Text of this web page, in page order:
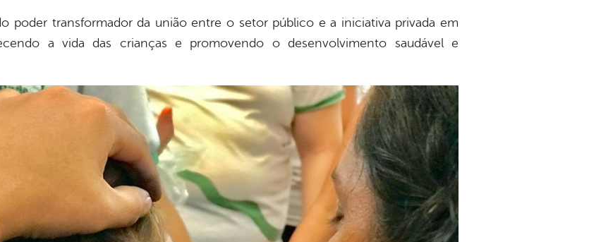
poder transformador da união entre o setor público e a iniciativa privada em
a vida das crianças e promovendo o desenvolvimento saudável e